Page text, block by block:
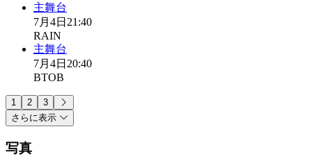
主舞台
7月4日 21:40
RAIN
主舞台
7月4日 20:40
BTOB
1 2
3
さらに表示
写真